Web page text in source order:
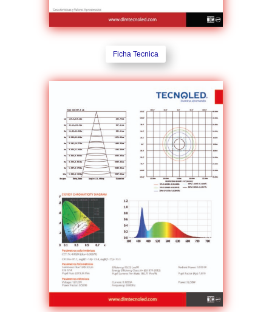
Ficha Tecnica